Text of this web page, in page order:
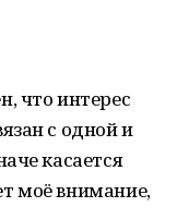
что интерес
с одной и
касается
моё внимание,